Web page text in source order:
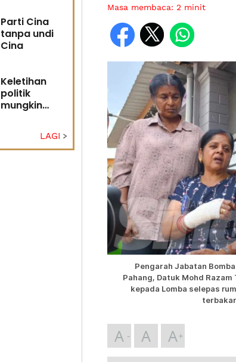
Parti Cina
tanpa undi
Cina
Keletihan
politik
mungkin
Penganalisis
LAGI
Masa membaca: 2 minit
Pengarah Jabatan
Pahang, Datuk Mohd
kepada Lomba selepas
A A A